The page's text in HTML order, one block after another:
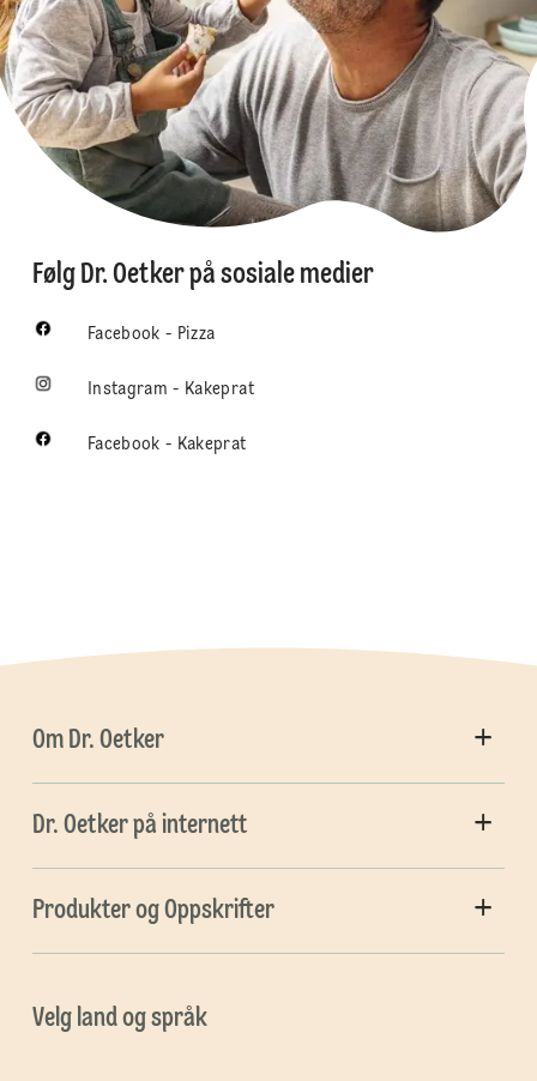
Følg Dr. Oetker på sosiale medier
Facebook - Pizza
Instagram - Kakeprat
Facebook - Kakeprat
Om Dr. Oetker
Dr. Oetker på internett
Produkter og Oppskrifter
Velg land og språk